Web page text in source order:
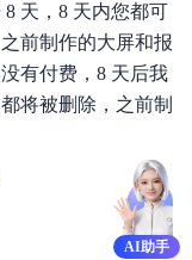
天，8 天内您都可
前制作的大屏和报
有付费，8 天后我
将被删除，之前制
AI助手